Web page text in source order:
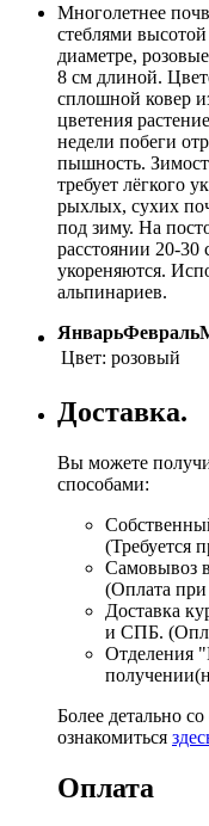
Многолетнее
стеблями
диаметре,
8 см длиной.
сплошной ковер
цветения
недели побеги
пышность.
требует лёгкого
рыхлых, сухих
под зиму. На
расстоянии 20-
укореняются.
альпинариев.
ЯнварьФевраль
Цвет: розовый
Доставка.
Вы можете
способами:
(Требуется
Самовывоз
(Оплата
Доставка
и СПБ.
Отделения
Более детально
ознакомиться
Оплата